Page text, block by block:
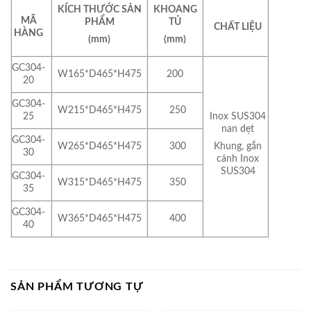
MÃ
HÀNG
KÍCH THƯỚC SẢN
PHẨM
(mm)
KHOANG
TỦ
(mm)
CHẤT LIỆU
GC304-
20
W165*D465*H475 200
Inox SUS304
nan dẹt
Khung, gắn
cánh Inox
SUS304
GC304-
25
W215*D465*H475 250
GC304-
30
W265*D465*H475 300
GC304-
35
W315*D465*H475 350
GC304-
40
W365*D465*H475 400
SẢN PHẨM TƯƠNG TỰ